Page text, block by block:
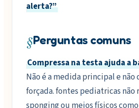
alerta?”
§Perguntas comuns
Compressa na testa ajuda a
Não é a medida principal e não
forçada. fontes pediatricas não
sponging ou meios físicos